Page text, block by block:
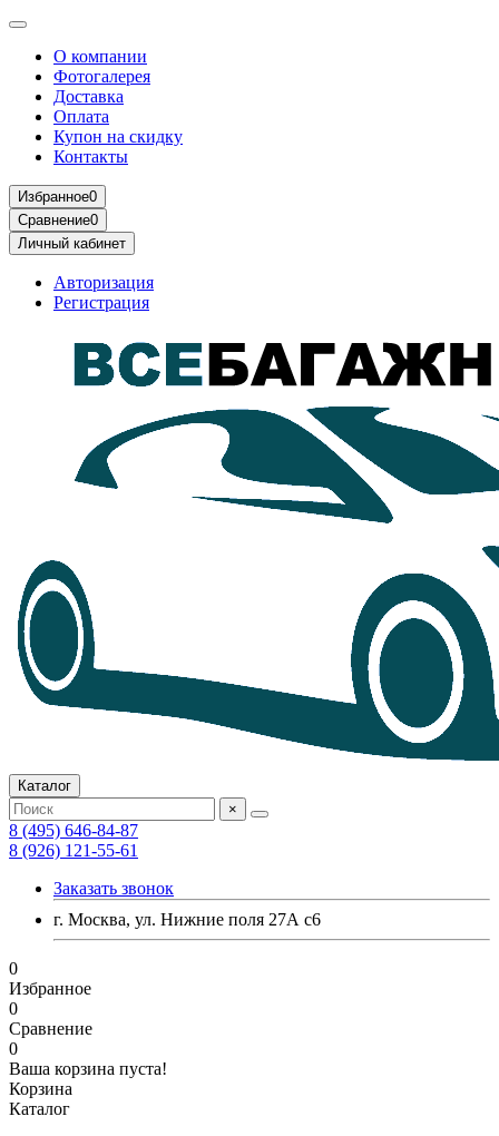
О компании
Фотогалерея
Доставка
Оплата
Купон на скидку
Контакты
Избранное0
Сравнение0
Личный кабинет
Авторизация
Регистрация
Каталог
×
8 (495) 646-84-87
8 (926) 121-55-61
Заказать звонок
г. Москва, ул. Нижние поля 27А с6
0
Избранное
0
Сравнение
0
Ваша корзина пуста!
Корзина
Каталог